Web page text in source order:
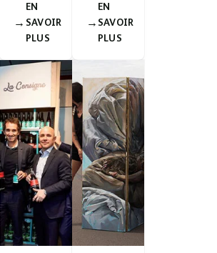
EN
SAVOIR
PLUS
EN
SAVOIR
PLUS